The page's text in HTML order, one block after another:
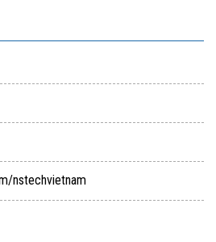
nstechvietnam